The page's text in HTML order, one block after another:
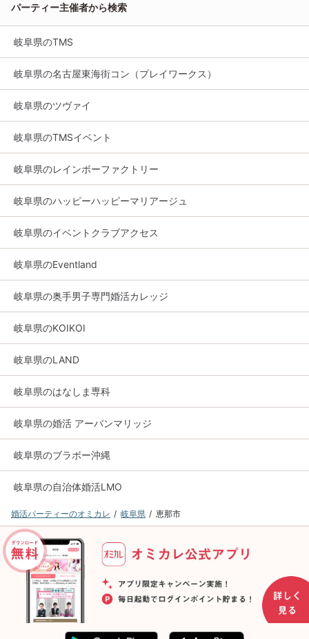
パーティー主催者から検索
岐阜県のTMS
岐阜県の名古屋東海街コン（プレイワークス）
岐阜県のツヴァイ
岐阜県のTMSイベント
岐阜県のレインボーファクトリー
岐阜県のハッピーハッピーマリアージュ
岐阜県のイベントクラブアクセス
岐阜県のEventland
岐阜県の奥手男子専門婚活カレッジ
岐阜県のKOIKOI
岐阜県のLAND
岐阜県のはなしま専科
岐阜県の婚活 アーバンマリッジ
岐阜県のブラボー沖縄
岐阜県の自治体婚活LMO
婚活パーティーのオミカレ 岐阜県 恵那市